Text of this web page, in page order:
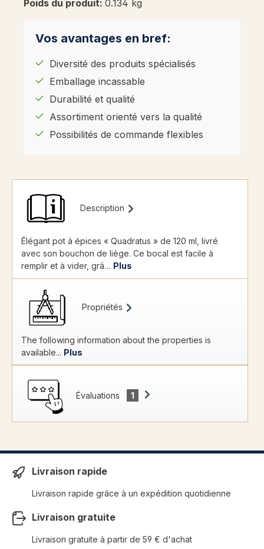
Poids du produit: 0.134 kg
Vos avantages en bref:
Diversité des produits spécialisés
Emballage incassable
Durabilité et qualité
Assortiment orienté vers la qualité
Possibilités de commande flexibles
Description
Élégant pot à épices « Quadratus » de 120 ml, livré
avec son bouchon de liège. Ce bocal est facile à
remplir et à vider, grâ… Plus
Propriétés
The following information about the properties is
available... Plus
Évaluations 1
Livraison rapide
Livraison rapide grâce à un expédition quotidienne
Livraison gratuite
Livraison gratuite à partir de 59 € d'achat